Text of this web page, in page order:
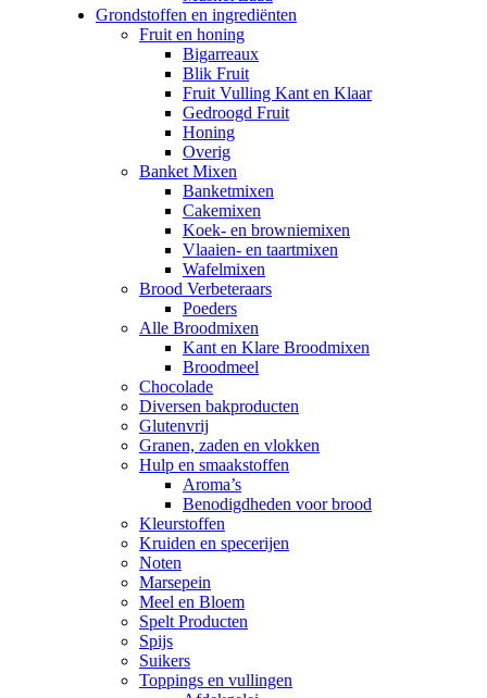
Grondstoffen en ingrediënten
Fruit en honing
Bigarreaux
Blik Fruit
Fruit Vulling Kant en Klaar
Gedroogd Fruit
Honing
Overig
Banket Mixen
Banketmixen
Cakemixen
Koek- en browniemixen
Vlaaien- en taartmixen
Wafelmixen
Brood Verbeteraars
Poeders
Alle Broodmixen
Kant en Klare Broodmixen
Broodmeel
Chocolade
Diversen bakproducten
Glutenvrij
Granen, zaden en vlokken
Hulp en smaakstoffen
Aroma’s
Benodigdheden voor brood
Kleurstoffen
Kruiden en specerijen
Noten
Marsepein
Meel en Bloem
Spelt Producten
Spijs
Suikers
Toppings en vullingen